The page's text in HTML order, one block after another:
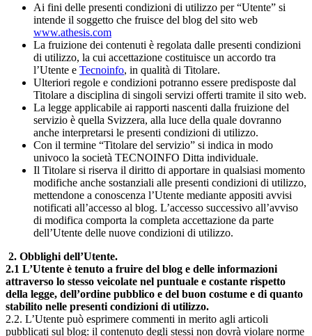
Ai fini delle presenti condizioni di utilizzo per “Utente” si
intende il soggetto che fruisce del blog del sito web
www.athesis.com
La fruizione dei contenuti è regolata dalle presenti condizioni
di utilizzo, la cui accettazione costituisce un accordo tra
l’Utente e Tecnoinfo, in qualità di Titolare.
Ulteriori regole e condizioni potranno essere predisposte dal
Titolare a disciplina di singoli servizi offerti tramite il sito web.
La legge applicabile ai rapporti nascenti dalla fruizione del
servizio è quella Svizzera, alla luce della quale dovranno
anche interpretarsi le presenti condizioni di utilizzo.
Con il termine “Titolare del servizio” si indica in modo
univoco la società TECNOINFO Ditta individuale.
Il Titolare si riserva il diritto di apportare in qualsiasi momento
modifiche anche sostanziali alle presenti condizioni di utilizzo,
mettendone a conoscenza l’Utente mediante appositi avvisi
notificati all’accesso al blog. L’accesso successivo all’avviso
di modifica comporta la completa accettazione da parte
dell’Utente delle nuove condizioni di utilizzo.
2. Obblighi dell’Utente.
2.1 L’Utente è tenuto a fruire del blog e delle informazioni
attraverso lo stesso veicolate nel puntuale e costante rispetto
della legge, dell’ordine pubblico e del buon costume e di quanto
stabilito nelle presenti condizioni di utilizzo.
2.2. L’Utente può esprimere commenti in merito agli articoli
pubblicati sul blog: il contenuto degli stessi non dovrà violare norme